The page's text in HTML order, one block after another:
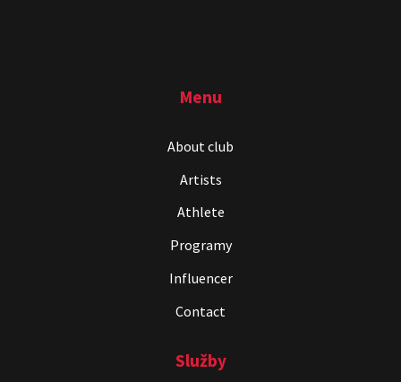
Menu
About club
Artists
Athlete
Programy
Influencer
Contact
Služby